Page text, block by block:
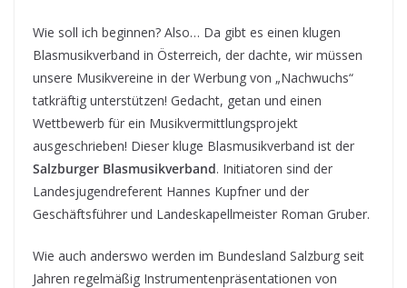
Wie soll ich beginnen? Also… Da gibt es einen klugen
Blasmusikverband in Österreich, der dachte, wir müssen
unsere Musikvereine in der Werbung von „Nachwuchs“
tatkräftig unterstützen! Gedacht, getan und einen
Wettbewerb für ein Musikvermittlungsprojekt
ausgeschrieben! Dieser kluge Blasmusikverband ist der
Salzburger Blasmusikverband. Initiatoren sind der
Landesjugendreferent Hannes Kupfner und der
Geschäftsführer und Landeskapellmeister Roman Gruber.
Wie auch anderswo werden im Bundesland Salzburg seit
Jahren regelmäßig Instrumentenpräsentationen von